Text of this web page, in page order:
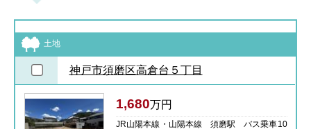
土地
神戸市須磨区高倉台５丁目
1,680万円
JR山陽本線・山陽本線 須磨駅 バス乗車10